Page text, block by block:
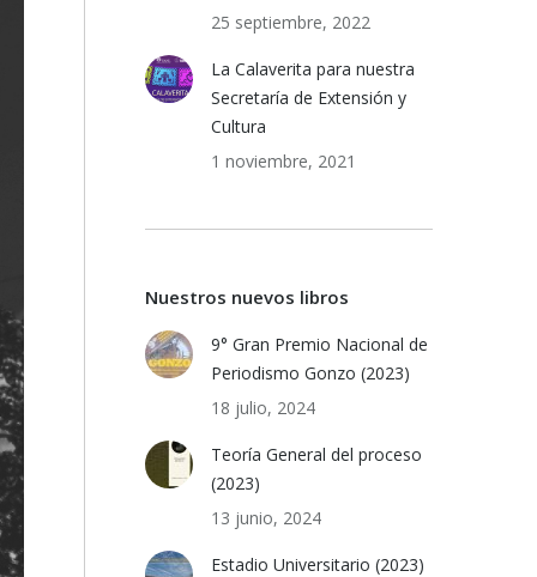
25 septiembre, 2022
La Calaverita para nuestra
Secretaría de Extensión y
Cultura
1 noviembre, 2021
Nuestros nuevos libros
9° Gran Premio Nacional de
Periodismo Gonzo (2023)
18 julio, 2024
Teoría General del proceso
(2023)
13 junio, 2024
Estadio Universitario (2023)